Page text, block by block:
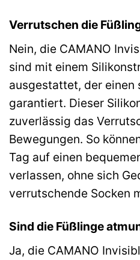
Verrutschen die
Nein, die CAMANO
sind mit einem
ausgestattet, der einen
garantiert. Dieser
zuverlässig das
Bewegungen. So
Tag auf einen
verlassen, ohne sich
verrutschende Socken
Sind die Füßlinge
Ja, die CAMANO